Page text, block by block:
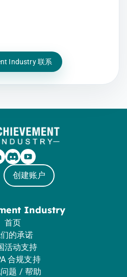
Industry 联系
创建账户
Industry
首页
的承诺
活动支持
合规支持
题 / 帮助